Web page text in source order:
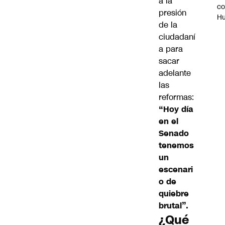
presión
de la
ciudadaní
a para
sacar
adelante
las
reformas:
“Hoy día
en el
Senado
tenemos
un
escenari
o de
quiebre
brutal”.
¿Qué